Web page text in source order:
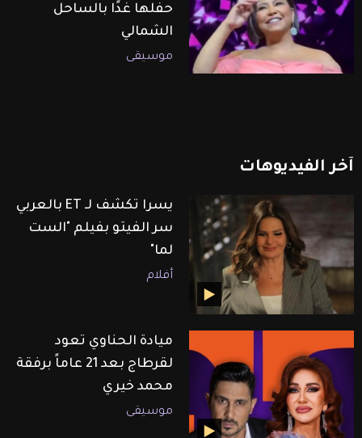
حفلها غدًا بالساحل
الشمالي
موسيقى
آخر الفيديوهات
يسرا تكشف لـ ET بالعربي
سر الفيتو بفيلم "الست
لما"
أفلام
ميادة الحناوي تعود
لقرطاج بعد 21 عاماً برفقة
محمد خيري
موسيقى